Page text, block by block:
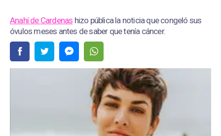
Anahí de Cardenas hizo pública la noticia que congeló sus
óvulos meses antes de saber que tenía cáncer.